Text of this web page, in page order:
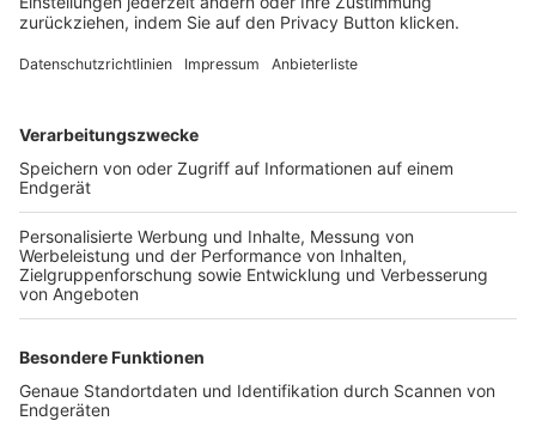
FOLGE DEM BFV
TOP-VEREINE
TOP-PARTNER